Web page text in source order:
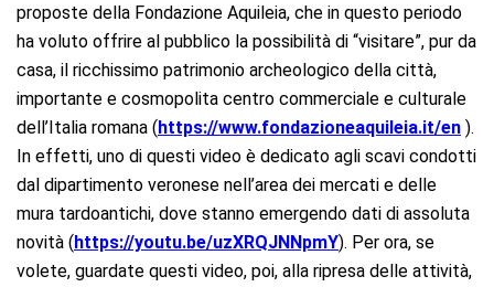
proposte della Fondazione Aquileia, che in questo periodo
ha voluto offrire al pubblico la possibilità di “visitare”, pur da
casa, il ricchissimo patrimonio archeologico della città,
importante e cosmopolita centro commerciale e culturale
dell’Italia romana (https://www.fondazioneaquileia.it/en ).
In effetti, uno di questi video è dedicato agli scavi condotti
dal dipartimento veronese nell’area dei mercati e delle
mura tardoantichi, dove stanno emergendo dati di assoluta
novità (https://youtu.be/uzXRQJNNpmY). Per ora, se
volete, guardate questi video, poi, alla ripresa delle attività,